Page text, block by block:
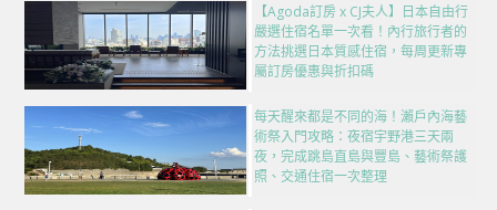
【Agoda訂房 x CJ夫人】日本自由行
嚴選住宿名單一次看！內行旅行者的
方法挑選日本質感住宿，每周更新專
屬訂房優惠與折扣碼
每天醒來都是不同的海！瀨戶內海藝
術祭入門攻略：夜宿宇野港三天兩
夜，完成跳島直島與豐島、藝術祭護
照、交通住宿一次整理